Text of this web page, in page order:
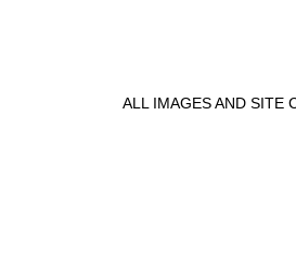
ALL IMAGES AND SITE